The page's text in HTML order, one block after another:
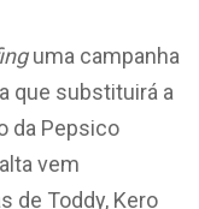
uma campanha
que substituirá a
da Pepsico
vem
de Toddy, Kero